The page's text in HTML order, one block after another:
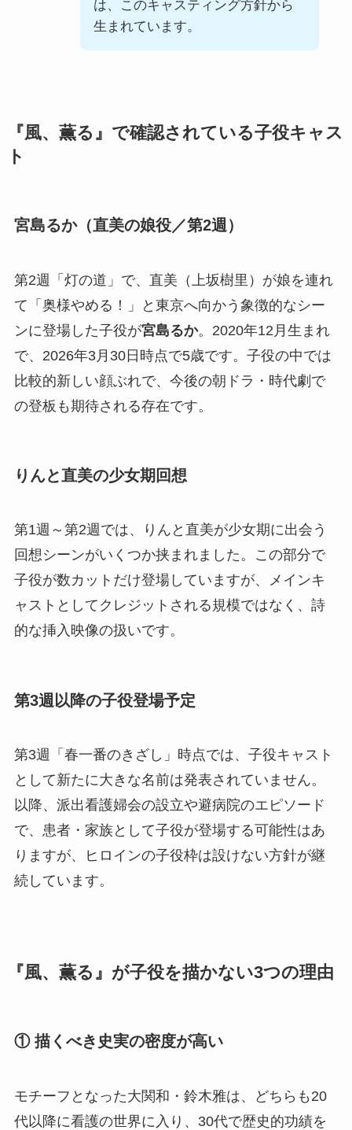
は、このキャスティング方針から
生まれています。
『風、薫る』で確認されている子役キャス
ト
宮島るか（直美の娘役／第2週）
第2週「灯の道」で、直美（上坂樹里）が娘を連れ
て「奥様やめる！」と東京へ向かう象徴的なシー
ンに登場した子役が宮島るか。2020年12月生まれ
で、2026年3月30日時点で5歳です。子役の中では
比較的新しい顔ぶれで、今後の朝ドラ・時代劇で
の登板も期待される存在です。
りんと直美の少女期回想
第1週～第2週では、りんと直美が少女期に出会う
回想シーンがいくつか挟まれました。この部分で
子役が数カットだけ登場していますが、メインキ
ャストとしてクレジットされる規模ではなく、詩
的な挿入映像の扱いです。
第3週以降の子役登場予定
第3週「春一番のきざし」時点では、子役キャスト
として新たに大きな名前は発表されていません。
以降、派出看護婦会の設立や避病院のエピソード
で、患者・家族として子役が登場する可能性はあ
りますが、ヒロインの子役枠は設けない方針が継
続しています。
『風、薫る』が子役を描かない3つの理由
① 描くべき史実の密度が高い
モチーフとなった大関和・鈴木雅は、どちらも20
代以降に看護の世界に入り、30代で歴史的功績を